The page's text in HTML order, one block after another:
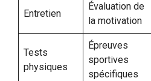
Entretien
Évaluation de
la motivation
Tests
physiques
Épreuves
sportives
spécifiques